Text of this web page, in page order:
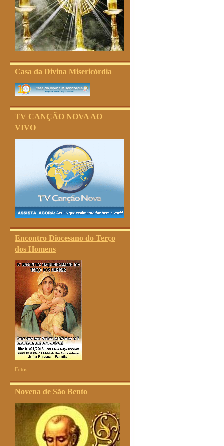
Casa da Divina Misericórdia
TV CANÇÃO NOVA AO
VIVO
Encontro Diocesano do Terço
dos Homens
Fotos
Novena de São Bento